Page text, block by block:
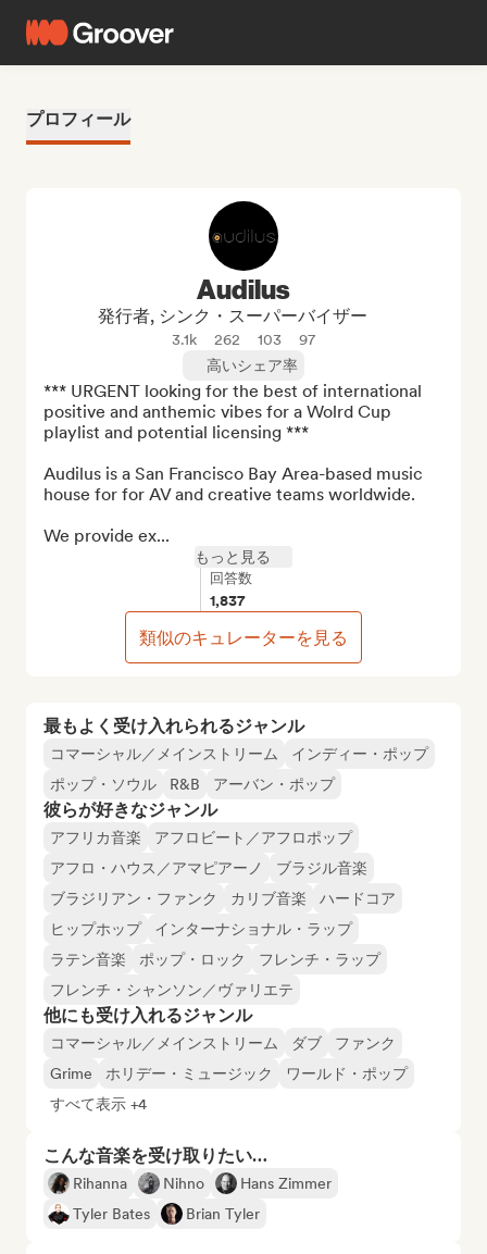
プロフィール
最もよく受け入れられるジャンル
コマーシャル／メインストリーム
インディー・ポップ
ポップ・ソウル
R&B アーバン・ポップ
彼らが好きなジャンル
アフリカ音楽
アフロビート／アフロポップ
アフロ・ハウス／アマピアーノ
ブラジル音楽
ブラジリアン・ファンク
カリブ音楽
ハードコア
ヒップホップ
インターナショナル・ラップ
ラテン音楽
ポップ・ロック
フレンチ・ラップ
フレンチ・シャンソン／ヴァリエテ
他にも受け入れるジャンル
コマーシャル／メインストリーム ダブ
ファンク
Grime
ホリデー・ミュージック
ワールド・ポップ
すべて表示 +4
こんな音楽を受け取りたい…
Rihanna Nihno
Hans Zimmer
Tyler Bates
Brian Tyler
Audilus
発行者, シンク・スーパーバイザー
3.1k 262 103
97
高いシェア率
*** URGENT looking for the best of international
positive and anthemic vibes for a Wolrd Cup
playlist and potential licensing ***
Audilus is a San Francisco Bay Area-based music
house for for AV and creative teams worldwide.
We provide ex...
もっと見る
回答数
1,837
類似のキュレーターを見る